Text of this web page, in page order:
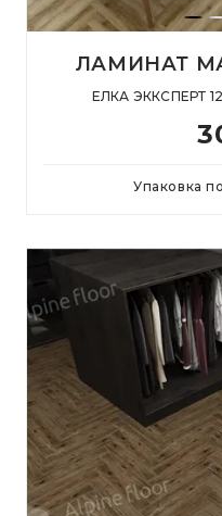
ЛАМИНАТ
ЕЛКА ЭККСПЕРТ 12
Упаковка